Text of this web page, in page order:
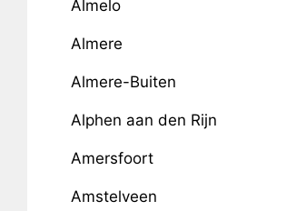
Almelo
Almere
Almere-Buiten
Alphen aan den Rijn
Amersfoort
Amstelveen